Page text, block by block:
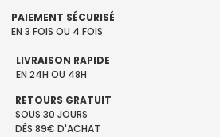
PAIEMENT SÉCURISÉ
EN 3 FOIS OU 4 FOIS
LIVRAISON RAPIDE
EN 24H OU 48H
RETOURS GRATUIT
SOUS 30 JOURS
DÈS 89€ D'ACHAT